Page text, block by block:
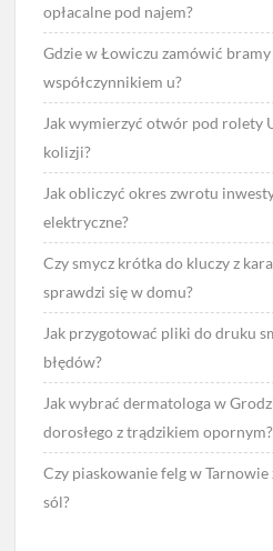
opłacalne pod najem?
Gdzie w Łowiczu zamówić
współczynnikiem u?
Jak wymierzyć otwór pod rolety
kolizji?
Jak obliczyć okres zwrotu
elektryczne?
Czy smycz krótka do kluczy z
sprawdzi się w domu?
Jak przygotować pliki do druku
błędów?
Jak wybrać dermatologa w
dorosłego z trądzikiem opornym?
Czy piaskowanie felg w
sól?